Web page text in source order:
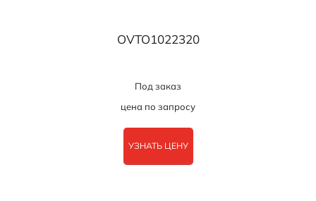
OVTO1022320
Под заказ
цена по запросу
УЗНАТЬ ЦЕНУ